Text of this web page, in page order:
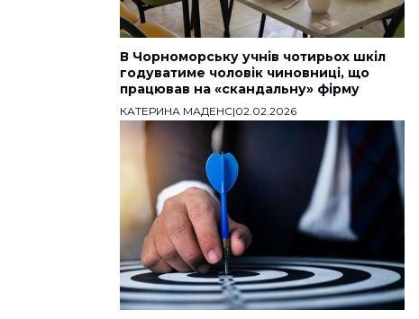
В Чорноморську учнів чотирьох шкіл
годуватиме чоловік чиновниці, що
працював на «скандальну» фірму
КАТЕРИНА МАДЕНС|02.02.2026